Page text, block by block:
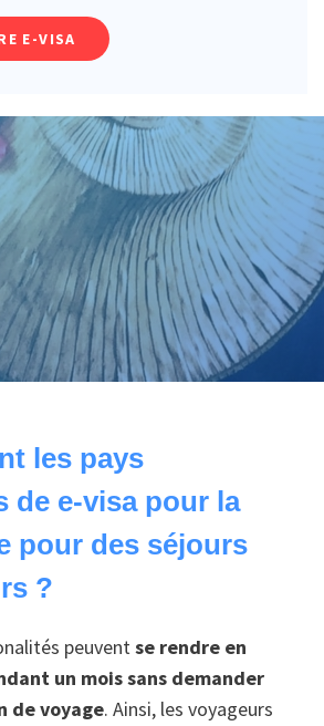
E-VISA
les pays
de e-visa pour la
pour des séjours
?
peuventse rendre en
un mois sans demander
de voyage. Ainsi, les voyageurs